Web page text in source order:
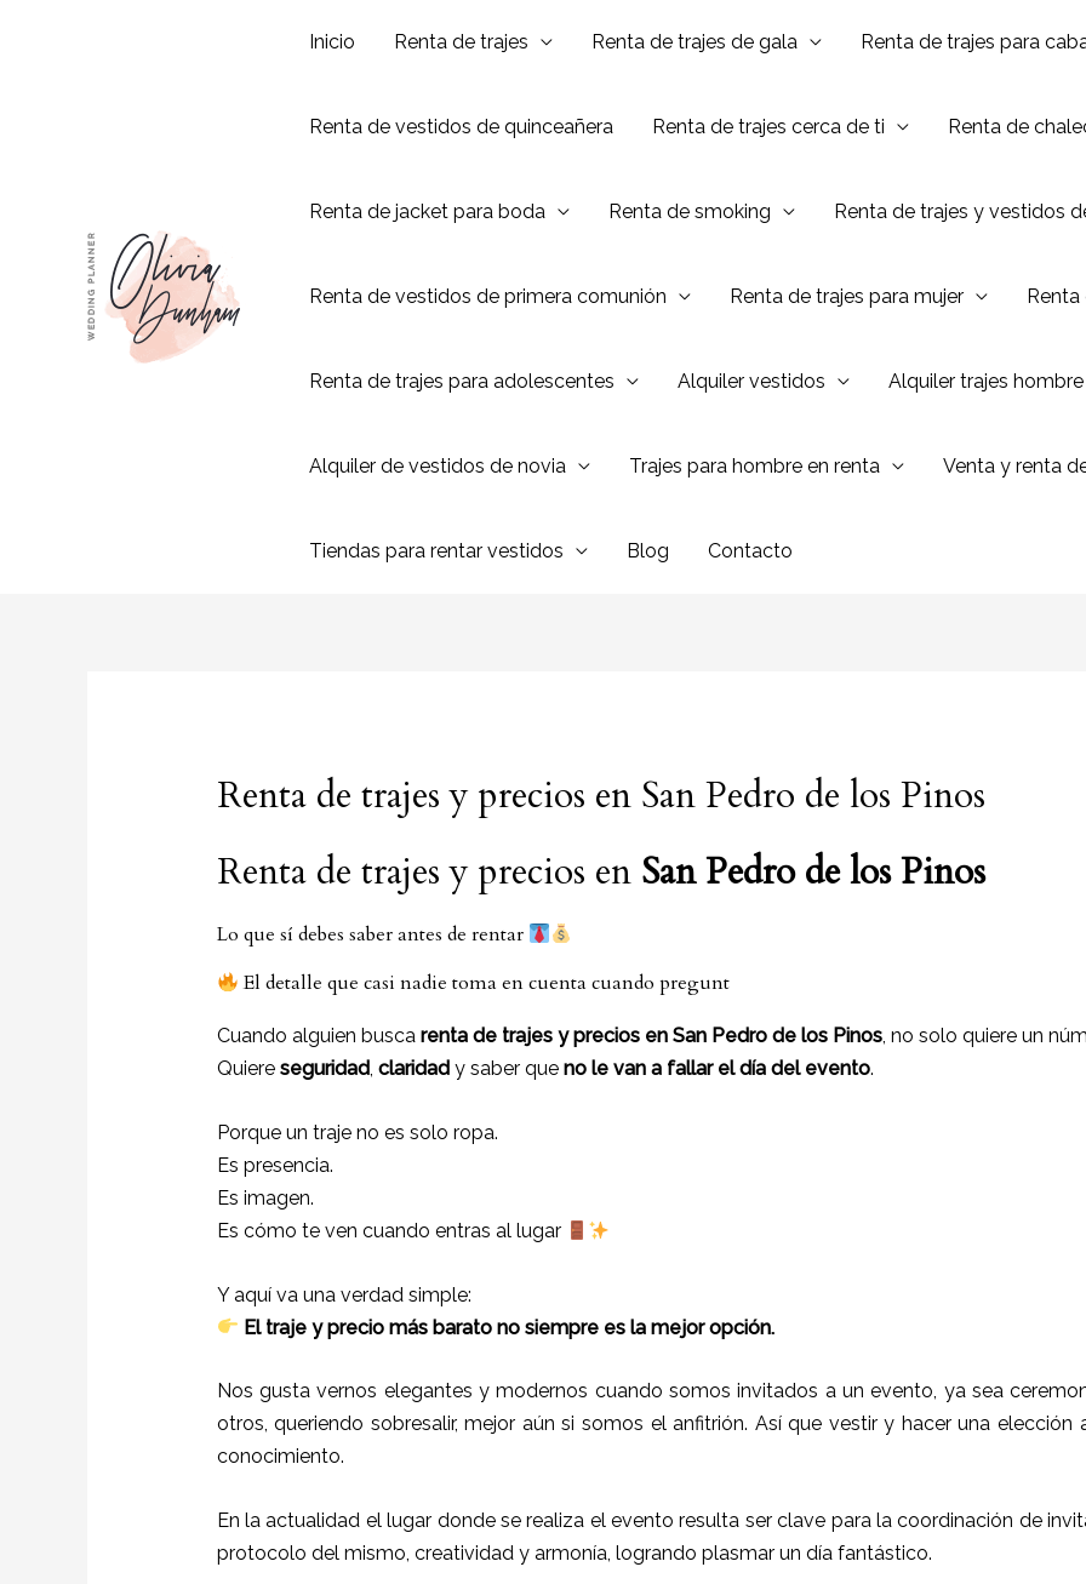
Inicio Renta de trajes Renta de trajes de gala Renta de trajes para
Renta de vestidos de quinceañera Renta de trajes cerca de ti Renta de
Renta de jacket para boda Renta de smoking Renta de trajes y vestidos
Renta de vestidos de primera comunión Renta de trajes para mujer
Renta de trajes para adolescentes Alquiler vestidos Alquiler trajes hombre
Alquiler de vestidos de novia Trajes para hombre en renta Venta y renta
Tiendas para rentar vestidos Blog Contacto
Renta de trajes y precios en San Pedro de los Pinos
Renta de trajes y precios en San Pedro de los Pinos
Lo que sí debes saber antes de rentar
El detalle que casi nadie toma en cuenta cuando pregunt
Cuando alguien busca renta de trajes y precios en San Pedro de los Pinos, no solo quiere un
Quiere seguridad, claridad y saber que no le van a fallar el día del evento.
Porque un traje no es solo ropa.
Es presencia.
Es imagen.
Es cómo te ven cuando entras al lugar
Y aquí va una verdad simple:
El traje y precio más barato no siempre es la mejor opción.
Nos gusta vernos elegantes y modernos cuando somos invitados a un evento, ya sea
otros, queriendo sobresalir, mejor aún si somos el anfitrión. Así que vestir y hacer una
conocimiento.
En la actualidad el lugar donde se realiza el evento resulta ser clave para la coordinación de
protocolo del mismo, creatividad y armonía, logrando plasmar un día fantástico.